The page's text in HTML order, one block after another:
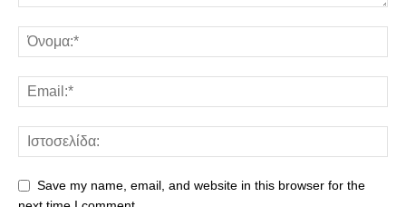
Save my name, email, and website in this browser for the